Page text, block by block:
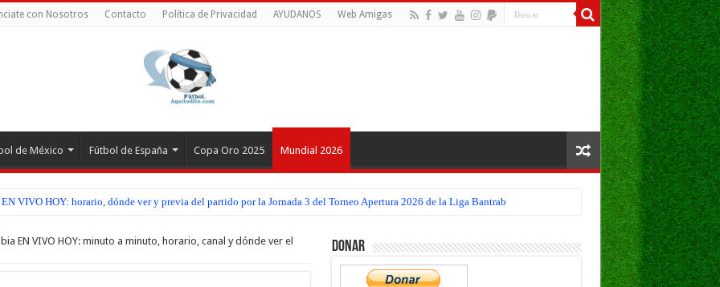
con Nosotros Contacto Política de Privacidad AYUDANOS Web Amigas
de México Fútbol de España Copa Oro 2025 Mundial 2026
VIVO HOY: horario, dónde ver y previa del partido por la Jornada 3 del Torneo Apertura 2026 de la Liga Bantrab
EN VIVO HOY: horario, dónde ver y previa del partido por la Jornada 3 del Torneo Apertura 2026 de la Liga Bantrab
EN VIVO HOY: minuto a minuto, horario, canal y dónde ver el
Donar